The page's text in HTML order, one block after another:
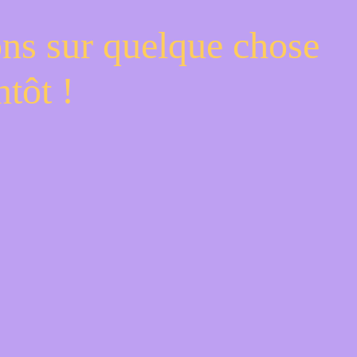
sur quelque chose
!